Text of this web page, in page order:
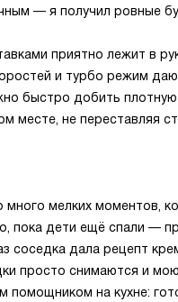
— я получил ровные
приятно лежит в
и турбо режим
быстро добить
месте, не переставляя
много мелких моментов,
пока дети ещё спали —
соседка дала рецепт
просто снимаются и
помощником на кухне: